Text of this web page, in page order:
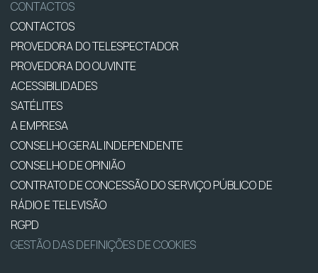
CONTACTOS
CONTACTOS
PROVEDORA DO TELESPECTADOR
PROVEDORA DO OUVINTE
ACESSIBILIDADES
SATÉLITES
A EMPRESA
CONSELHO GERAL INDEPENDENTE
CONSELHO DE OPINIÃO
CONTRATO DE CONCESSÃO DO SERVIÇO PÚBLICO DE
RÁDIO E TELEVISÃO
RGPD
GESTÃO DAS DEFINIÇÕES DE COOKIES